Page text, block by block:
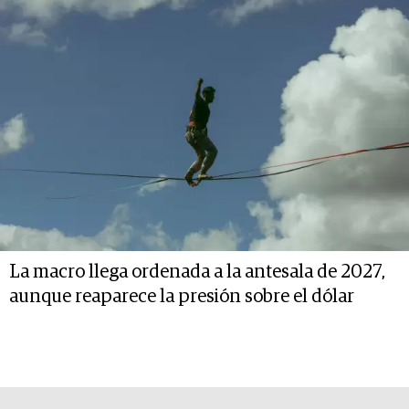
La macro llega ordenada a la antesala de 2027,
aunque reaparece la presión sobre el dólar